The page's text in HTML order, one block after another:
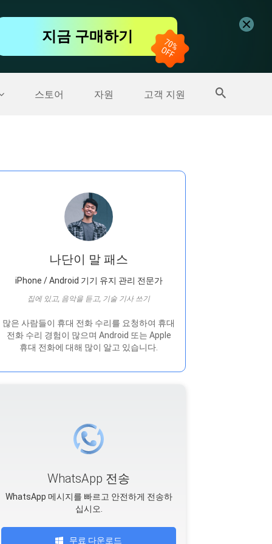
지금 구매하기
스토어 자원 고객 지원
더 많은 제품
나단이 말 패스
iPhone / Android 기기 유지 관리 전문가
집에 있고, 음악을 듣고, 기술 기사 쓰기
많은 사람들이 휴대 전화 수리를 요청하여 휴대
전화 수리 경험이 많으며 Android 또는 Apple
휴대 전화에 대해 많이 알고 있습니다.
WhatsApp 전송
WhatsApp 메시지를 빠르고 안전하게 전송하
십시오.
무료 다운로드